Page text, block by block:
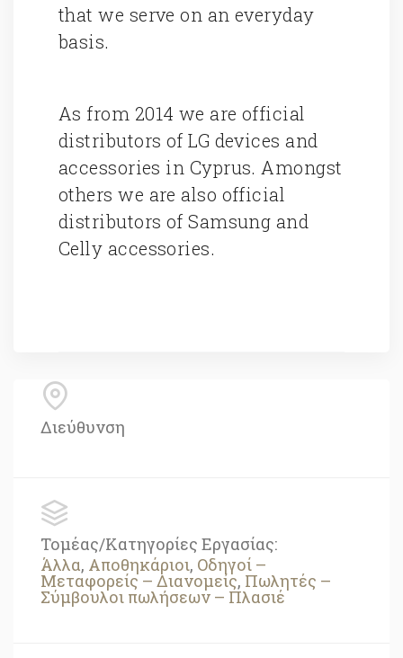
that we serve on an everyday
basis.
As from 2014 we are official
distributors of LG devices and
accessories in Cyprus. Amongst
others we are also official
distributors of Samsung and
Celly accessories.
Διεύθυνση
Τομέας/Κατηγορίες Εργασίας:
Άλλα, Αποθηκάριοι, Οδηγοί –
Μεταφορείς – Διανομείς, Πωλητές –
Σύμβουλοι πωλήσεων – Πλασιέ